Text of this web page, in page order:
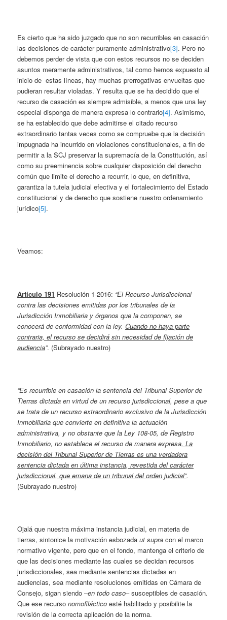
Es cierto que ha sido juzgado que no son recurribles en casación
las decisiones de carácter puramente administrativo[3]. Pero no
debemos perder de vista que con estos recursos no se deciden
asuntos meramente administrativos, tal como hemos expuesto al
inicio de estas líneas, hay muchas prerrogativas envueltas que
pudieran resultar violadas. Y resulta que se ha decidido que el
recurso de casación es siempre admisible, a menos que una ley
especial disponga de manera expresa lo contrario[4]. Asimismo,
se ha establecido que debe admitirse el citado recurso
extraordinario tantas veces como se compruebe que la decisión
impugnada ha incurrido en violaciones constitucionales, a fin de
permitir a la SCJ preservar la supremacía de la Constitución, así
como su preeminencia sobre cualquier disposición del derecho
común que limite el derecho a recurrir, lo que, en definitiva,
garantiza la tutela judicial efectiva y el fortalecimiento del Estado
constitucional y de derecho que sostiene nuestro ordenamiento
jurídico[5].
Veamos:
Artículo 191 Resolución 1-2016: “El Recurso Jurisdiccional
contra las decisiones emitidas por los tribunales de la
Jurisdicción Inmobiliaria y órganos que la componen, se
conocerá de conformidad con la ley.Cuando no haya parte
contraria, el recurso se decidirá sin necesidad de fijación de
audiencia”. (Subrayado nuestro)
“Es recurrible en casación la sentencia del Tribunal Superior de
Tierras dictada en virtud de un recurso jurisdiccional, pese a que
se trata de un recurso extraordinario exclusivo de la Jurisdicción
Inmobiliaria que convierte en definitiva la actuación
administrativa, y no obstante que la Ley 108-05, de Registro
Inmobiliario, no establece el recurso de manera expresa. La
decisión del Tribunal Superior de Tierras es una verdadera
sentencia dictada en última instancia, revestida del carácter
jurisdiccional, que emana de un tribunal del orden judicial”.
(Subrayado nuestro)
Ojalá que nuestra máxima instancia judicial, en materia de
tierras, sintonice la motivación esbozadaut supra con el marco
normativo vigente, pero que en el fondo, mantenga el criterio de
que las decisiones mediante las cuales se decidan recursos
jurisdiccionales, sea mediante sentencias dictadas en
audiencias, sea mediante resoluciones emitidas en Cámara de
Consejo, sigan siendo –en todo caso– susceptibles de casación.
Que ese recursonomofiláctico esté habilitado y posibilite la
revisión de la correcta aplicación de la norma.